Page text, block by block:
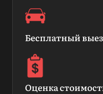
Бесплатный
Оценка